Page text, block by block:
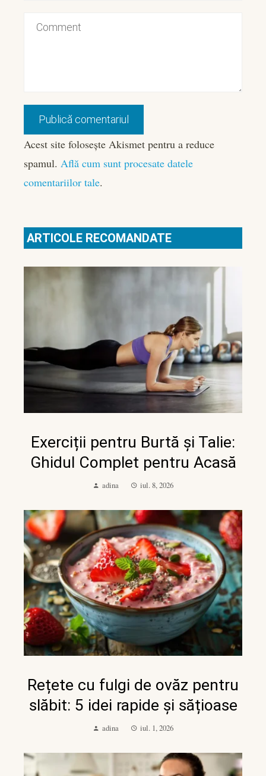
Acest site folosește Akismet pentru a reduce
spamul. Află cum sunt procesate datele
comentariilor tale.
ARTICOLE RECOMANDATE
Exerciții pentru Burtă și Talie:
Ghidul Complet pentru Acasă
adina iul. 8, 2026
Rețete cu fulgi de ovăz pentru
slăbit: 5 idei rapide și sățioase
adina iul. 1, 2026